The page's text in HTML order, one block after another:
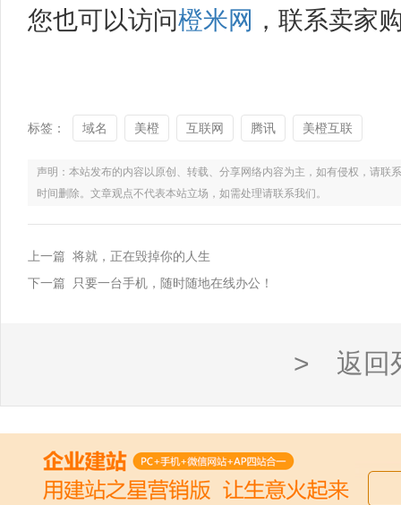
您也可以访问橙米网 ，联系卖家
标签： 域名 美橙 互联网 腾讯 美橙互联
声明：本站发布的内容以原创、转载、分享网络内容为主，如有侵权，请
时间删除。文章观点不代表本站立场，如需处理请联系我们。
上一篇 将就，正在毁掉你的人生
下一篇 只要一台手机，随时随地在线办公！
> 返回